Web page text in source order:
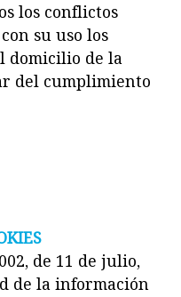
los conflictos
su uso los
domicilio de la
del cumplimiento
de 11 de julio,
de la información